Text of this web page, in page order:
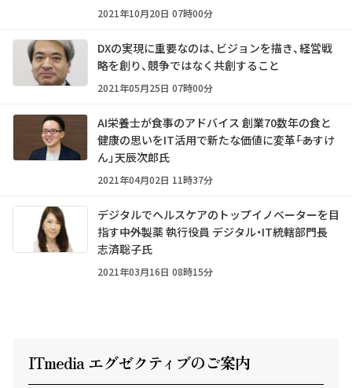
2021年10月20日 07時00分
DXの実現に重要なのは、ビジョンを描き、経営戦
略を創り、競争ではなく共創すること
2021年05月25日 07時00分
AI栄養士が食事のアドバイス 創業70数年の食と
健康の思いをIT活用で新たな価値に変革――「あすけ
ん」天辰次郎氏
2021年04月02日 11時37分
デジタルでヘルスケアのトップイノベーターを目
指す――中外製薬 執行役員 デジタル・IT統轄部門長
志済聡子氏
2021年03月16日 08時15分
ITmedia エグゼクティ ブのご案内